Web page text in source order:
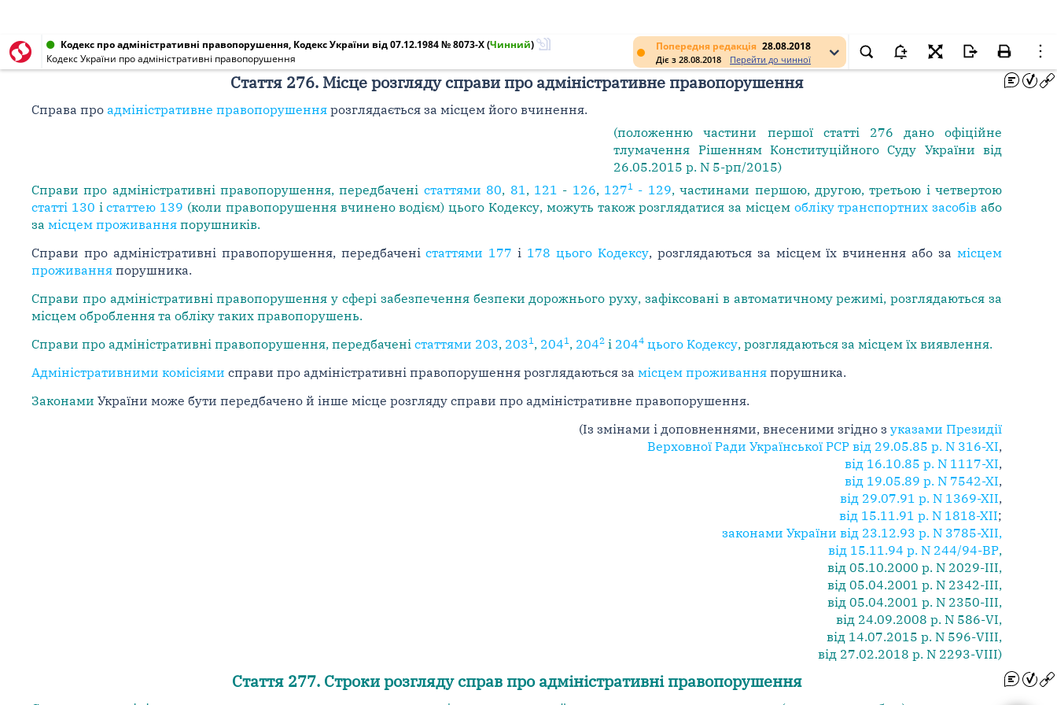
Попередня редакція 28.08.2018
Діє з 28.08.2018 Перейти до чинної
Кодекс про адміністративні правопорушення, Кодекс України від 07.12.1984 № 8073-X(Чинний)
Кодекс України про адміністративні правопорушення